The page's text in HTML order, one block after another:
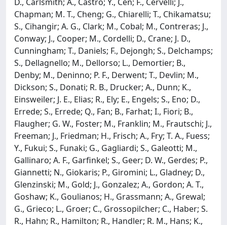
Chapman; M. T., Cheng; G., Chiarelli; T., Chikamatsu;
S., Cihangir; A. G., Clark; M., Cobal; M., Contreras; J.,
Conway; J., Cooper; M., Cordelli; D., Crane; J. D.,
Cunningham; T., Daniels; F., Dejongh; S., Delchamps;
S., Dellagnello; M., Dellorso; L., Demortier; B.,
Denby; M., Deninno; P. F., Derwent; T., Devlin; M.,
Dickson; S., Donati; R. B., Drucker; A., Dunn; K.,
Einsweiler; J. E., Elias; R., Ely; E., Engels; S., Eno; D.,
Errede; S., Errede; Q., Fan; B., Farhat; I., Fiori; B.,
Flaugher; G. W., Foster; M., Franklin; M., Frautschi; J.,
Freeman; J., Friedman; H., Frisch; A., Fry; T. A., Fuess;
Y., Fukui; S., Funaki; G., Gagliardi; S., Galeotti; M.,
Gallinaro; A. F., Garfinkel; S., Geer; D. W., Gerdes; P.,
Giannetti; N., Giokaris; P., Giromini; L., Gladney; D.,
Glenzinski; M., Gold; J., Gonzalez; A., Gordon; A. T.,
Goshaw; K., Goulianos; H., Grassmann; A., Grewal;
G., Grieco; L., Groer; C., Grossopilcher; C., Haber; S.
R., Hahn; R., Hamilton; R., Handler; R. M., Hans; K.,